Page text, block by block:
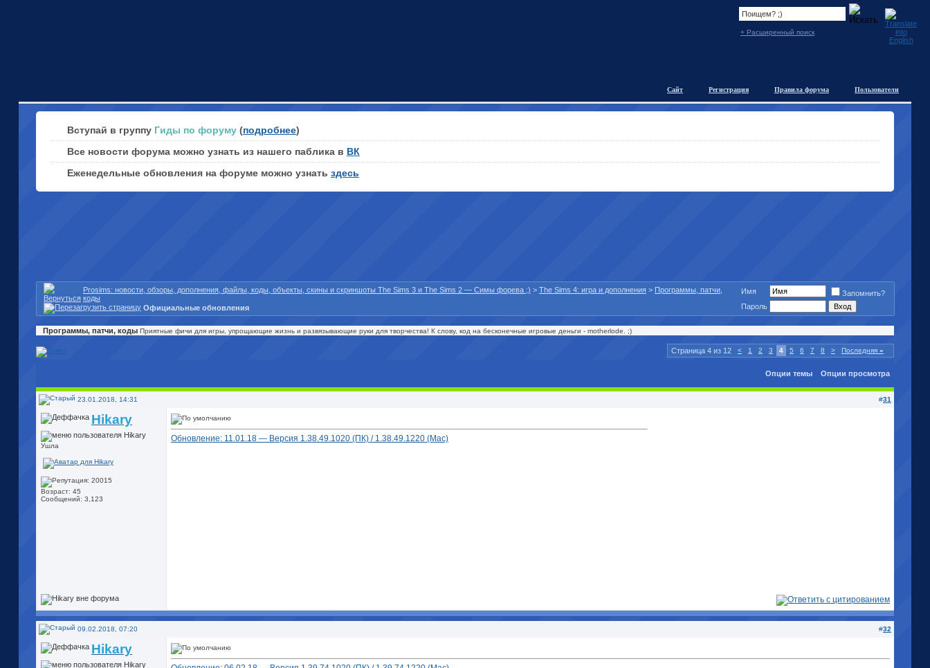
+ Расширенный поиск
Пользователи
Правила форума
Регистрация
Сайт
Вступай в группу Гиды по форуму (подробнее)
Все новости форума можно узнать из нашего паблика в ВК
Еженедельные обновления на форуме можно узнать здесь
Prosims: новости, обзоры, дополнения, файлы, коды, объекты, скины и скриншоты The Sims 3 и The Sims 2 — Симы форева ;) > The Sims 4: игра и дополнения > Программы, патчи,
коды
Официальные обновления
Имя
Запомнить?
Пароль
Программы, патчи, коды Приятные фичи для игры, упрощающие жизнь и развязывающие руки для творчества! К слову, код на бесконечные игровые деньги - motherlode. ;)
Страница 4 из 12 < 1 2 3 4 5 6 7 8 > Последняя »
Опции темы Опции просмотра
23.01.2018, 14:31 #31
Hikary
Ушла
Возраст: 45
Сообщений: 3,123
Обновление: 11.01.18 — Версия 1.38.49.1020 (ПК) / 1.38.49.1220 (Mac)
09.02.2018, 07:20 #32
Hikary